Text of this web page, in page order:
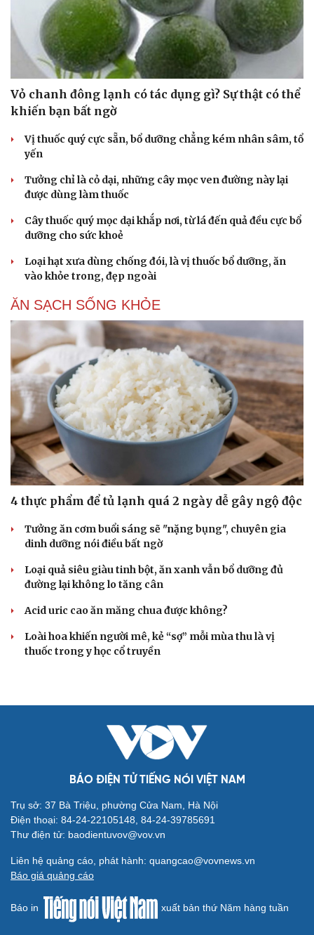
Cải chính
Vỏ chanh đông lạnh có tác dụng gì? Sự thật có thể
khiến bạn bất ngờ
Vị thuốc quý cực sẵn, bổ dưỡng chẳng kém nhân sâm, tổ
yến
Tưởng chỉ là cỏ dại, những cây mọc ven đường này lại
được dùng làm thuốc
Cây thuốc quý mọc dại khắp nơi, từ lá đến quả đều cực bổ
dưỡng cho sức khoẻ
Loại hạt xưa dùng chống đói, là vị thuốc bổ dưỡng, ăn
vào khỏe trong, đẹp ngoài
ĂN SẠCH SỐNG KHỎE
4 thực phẩm để tủ lạnh quá 2 ngày dễ gây ngộ độc
Tưởng ăn cơm buổi sáng sẽ "nặng bụng", chuyên gia
dinh dưỡng nói điều bất ngờ
Loại quả siêu giàu tinh bột, ăn xanh vẫn bổ dưỡng đủ
đường lại không lo tăng cân
Acid uric cao ăn măng chua được không?
Loài hoa khiến người mê, kẻ “sợ” mỗi mùa thu là vị
thuốc trong y học cổ truyền
BÁO ĐIỆN TỬ TIẾNG NÓI VIỆT NAM
Trụ sở: 37 Bà Triệu, phường Cửa Nam, Hà Nội
Điện thoại: 84-24-22105148, 84-24-39785691
Thư điện tử: baodientuvov@vov.vn
Liên hệ quảng cáo, phát hành: quangcao@vovnews.vn
Báo giá quảng cáo
Báo in xuất bản thứ Năm hàng tuần